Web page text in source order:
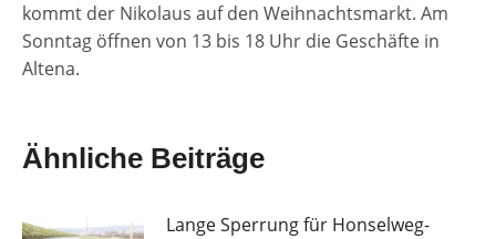
kommt der Nikolaus auf den Weihnachtsmarkt. Am
Sonntag öffnen von 13 bis 18 Uhr die Geschäfte in
Altena.
Ähnliche Beiträge
Lange Sperrung für Honselweg-